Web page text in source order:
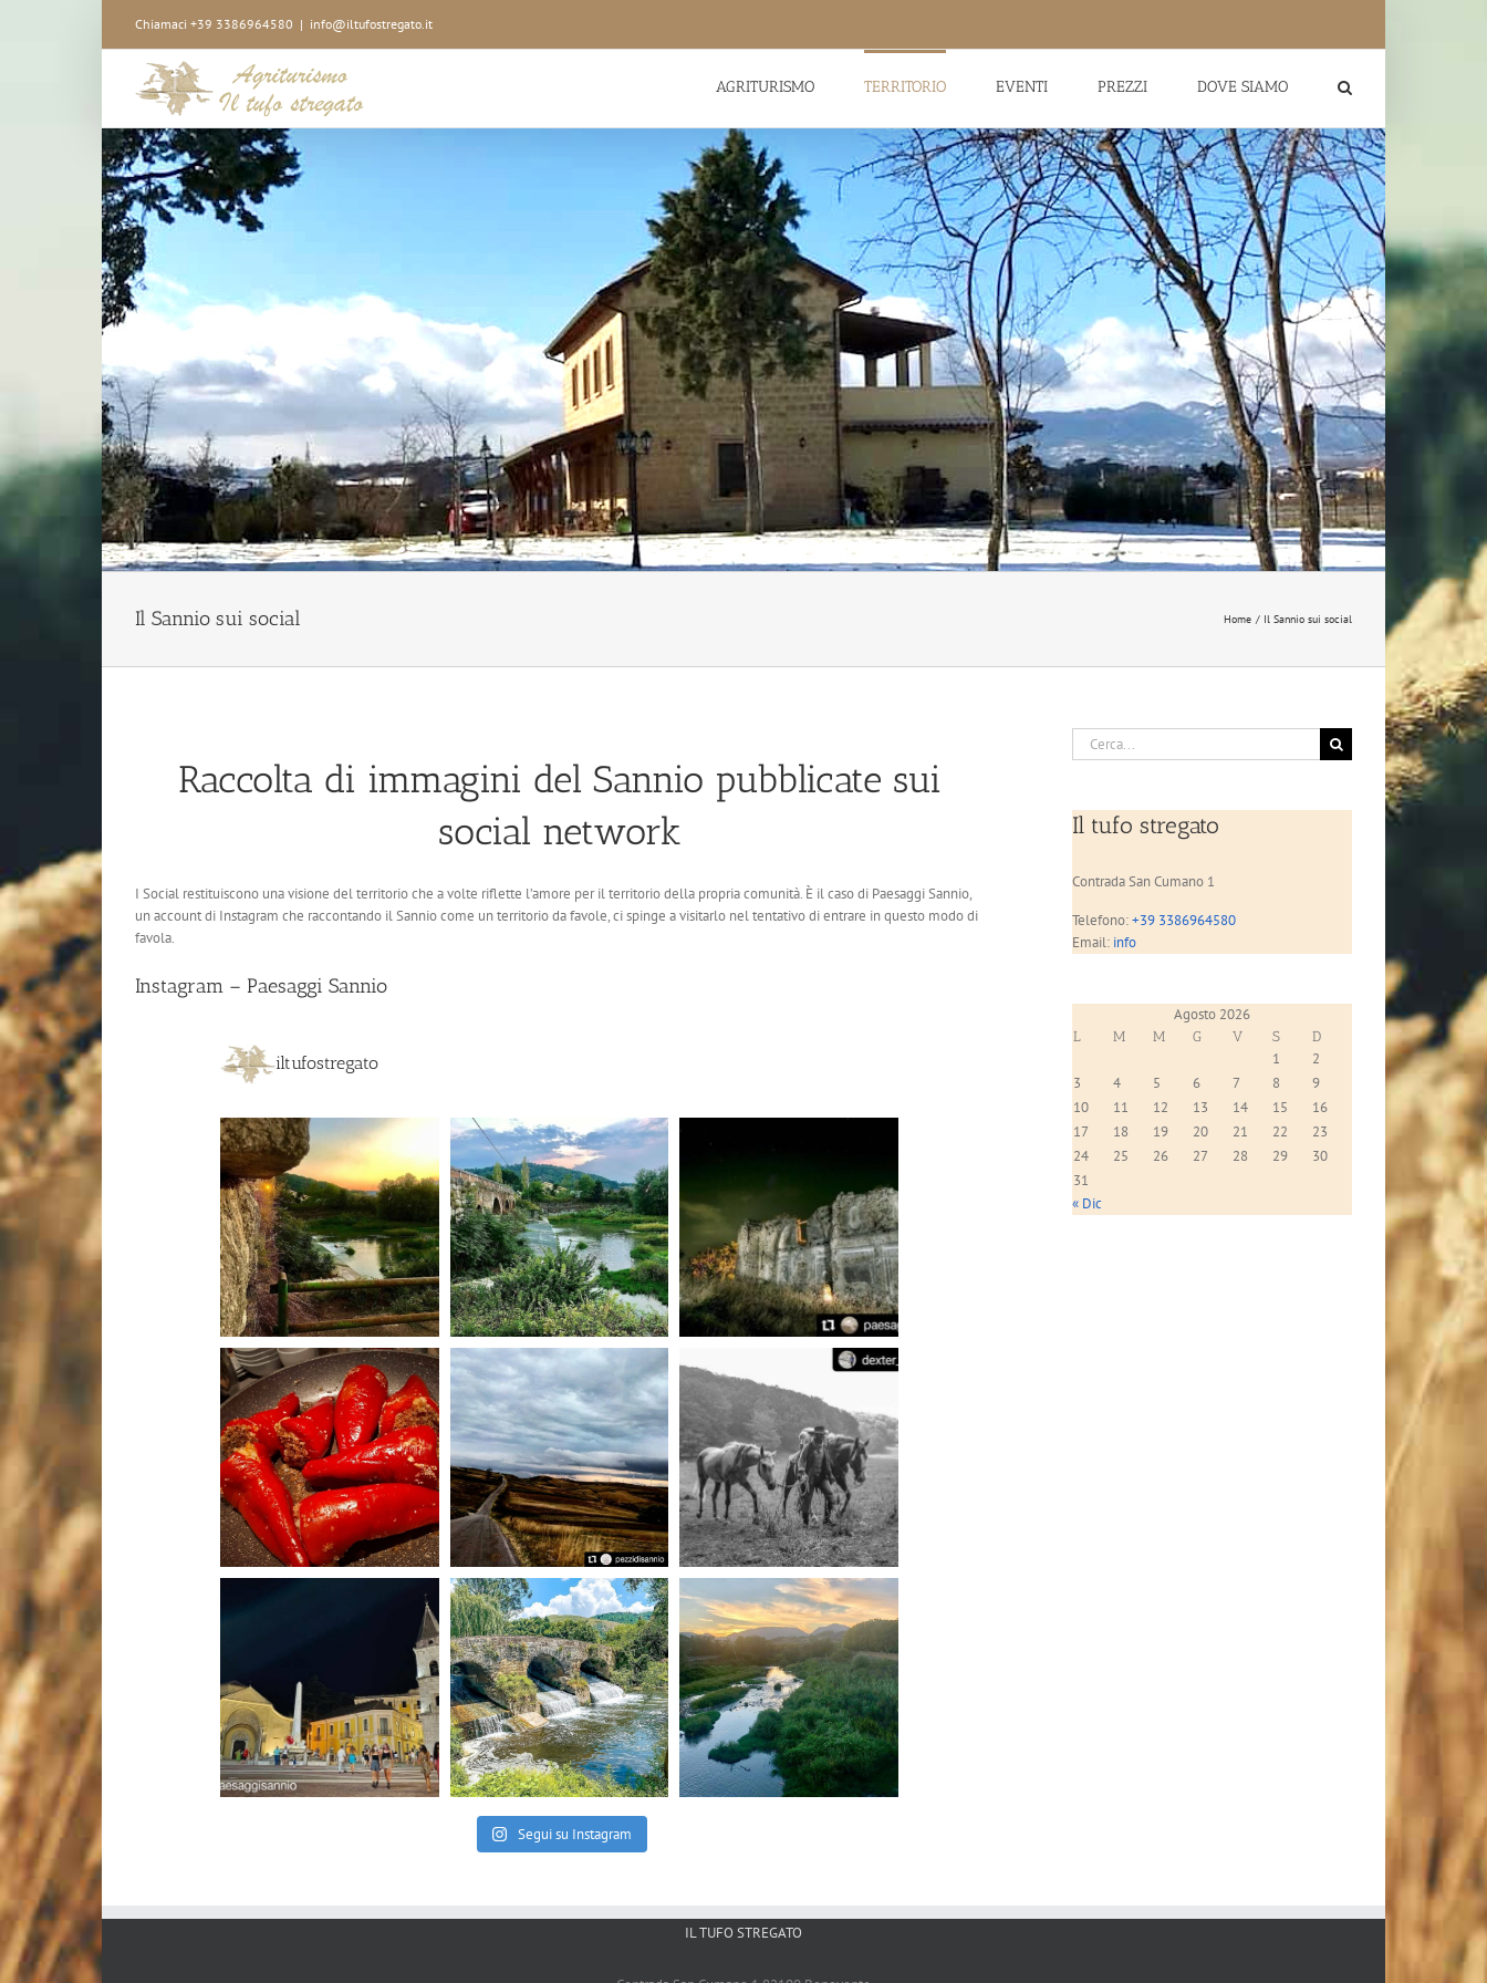
Chiamaci +39 3386964580 | info@iltufostregato.it
AGRITURISMO TERRITORIO EVENTI PREZZI DOVE SIAMO
Il Sannio sui social Home Il Sannio sui social
Raccolta di immagini del Sannio pubblicate sui
social network
I Social restituiscono una visione del territorio che a volte riflette l’amore per il territorio della propria comunità. È il caso di Paesaggi Sannio,
un account di Instagram che raccontando il Sannio come un territorio da favole, ci spinge a visitarlo nel tentativo di entrare in questo modo di
favola.
Instagram – Paesaggi Sannio
iltufostregato
Segui su Instagram
Cerca
per:
Il tufo stregato
Contrada San Cumano 1
Telefono:+39 3386964580
Email: info
Agosto 2026
L M M G V S D
1
2
3
4 5 6 7 8
9
10
11 12 13 14 15
16
17
18 19 20 21 22
23
24
25 26 27 28 29
30
31
« Dic
IL TUFO STREGATO